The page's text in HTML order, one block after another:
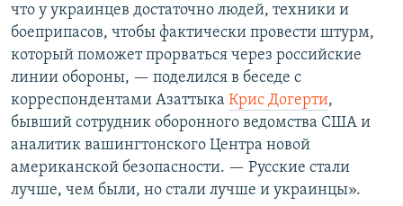
что у украинцев достаточно людей, техники и
боеприпасов, чтобы фактически провести штурм,
который поможет прорваться через российские
линии обороны, — поделился в беседе с
корреспондентами Азаттыка Крис Догерти,
бывший сотрудник оборонного ведомства США и
аналитик вашингтонского Центра новой
американской безопасности. — Русские стали
лучше, чем были, но стали лучше и украинцы».